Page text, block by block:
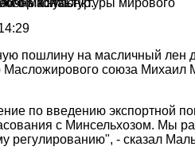
конъюнктуры мирового
масла.
культур.
пошлину на масличный лен
Масложирового союза
по введению экспортной
с Минсельхозом. Мы
регулированию", - сказал